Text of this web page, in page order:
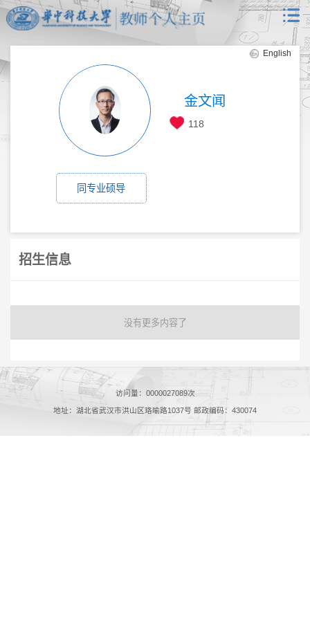
English
金文闻
118
同专业硕导
招生信息
没有更多内容了
访问量： 0000027089次
地址：湖北省武汉市洪山区珞喻路1037号 邮政编码：430074